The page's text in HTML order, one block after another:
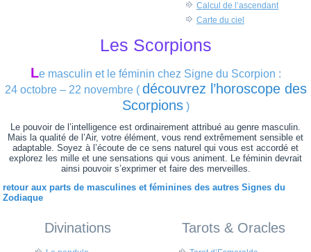
Calcul de l’ascendant
Carte du ciel
Les Scorpions
Le masculin et le féminin chez Signe du Scorpion :
24 octobre – 22 novembre ( découvrez l’horoscope des
Scorpions)
Le pouvoir de l’intelligence est ordinairement attribué au genre masculin.
Mais la qualité de l’Air, votre élément, vous rend extrêmement sensible et
adaptable. Soyez à l’écoute de ce sens naturel qui vous est accordé et
explorez les mille et une sensations qui vous animent. Le féminin devrait
ainsi pouvoir s’exprimer et faire des merveilles.
retour aux parts de masculines et féminines des autres Signes du
Zodiaque
Divinations Tarots & Oracles